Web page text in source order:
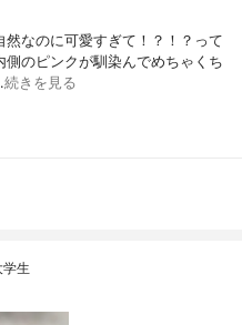
なのに可愛すぎて！？！？って
のピンクが馴染んでめちゃくち
続きを見る
生